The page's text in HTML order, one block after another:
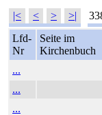
|< < > >|
Lfd-
Nr
Seite im
Kirchenbuch
...
...
...